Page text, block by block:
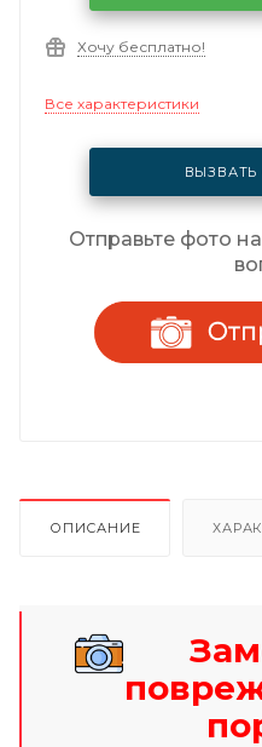
Хочу бесплатно!
Все характеристики
Отправьте фото
ОПИСАНИЕ